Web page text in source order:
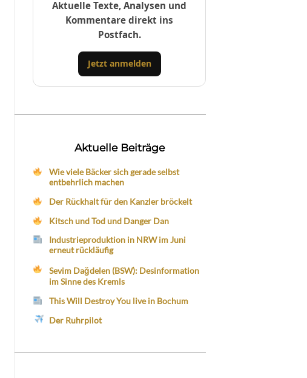
Aktuelle Texte, Analysen und
Kommentare direkt ins
Postfach.
Jetzt anmelden
Aktuelle Beiträge
Wie viele Bäcker sich gerade selbst
entbehrlich machen
Der Rückhalt für den Kanzler bröckelt
Kitsch und Tod und Danger Dan
Industrieproduktion in NRW im Juni
erneut rückläufig
Sevim Dağdelen (BSW): Desinformation
im Sinne des Kremls
This Will Destroy You live in Bochum
Der Ruhrpilot